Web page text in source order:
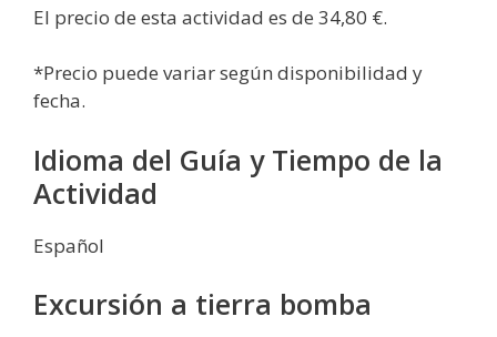
El precio de esta actividad es de 34,80 €.
*Precio puede variar según disponibilidad y
fecha.
Idioma del Guía y Tiempo de la
Actividad
Español
Excursión a tierra bomba